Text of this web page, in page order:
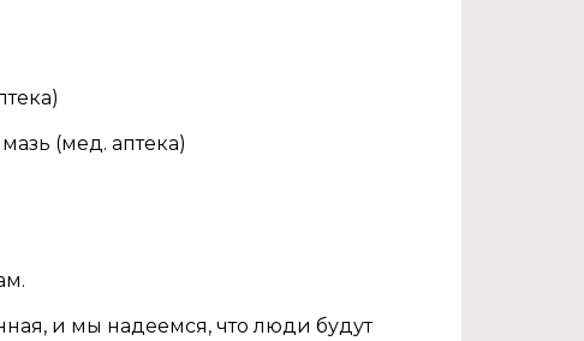
(мед. аптека)
и мы надеемся, что люди будут